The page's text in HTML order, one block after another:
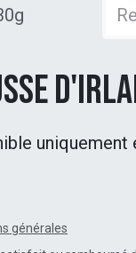
uniquement
générales